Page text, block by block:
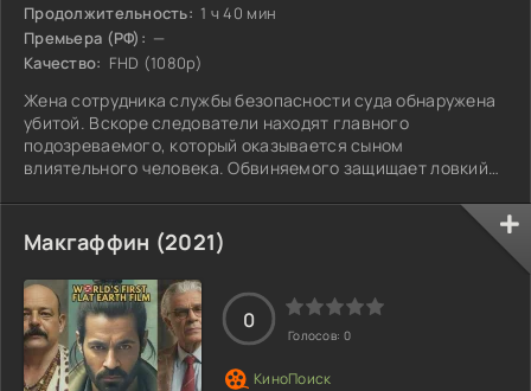
Продолжительность: 1 ч 40 мин
Премьера (РФ): —
Качество: FHD (1080p)
Жена сотрудника службы безопасности суда обнаружена
убитой. Вскоре следователи находят главного
подозреваемого, который оказывается сыном
влиятельного человека. Обвиняемого защищает ловкий
приближается к оправдательному приговору, и убитый
горем муж решает вмешаться — берёт в руки оружие и
захватывает заложников прямо во время заседания.
Макгаффин (2021)
0
Голосов: 0